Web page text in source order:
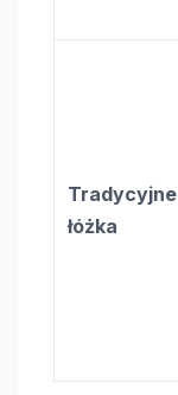
Tradycyjne
łóżka